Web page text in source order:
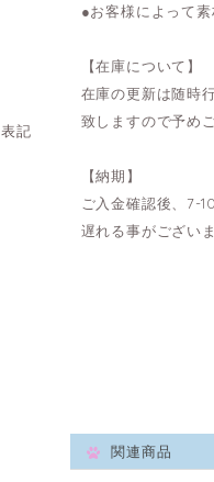
記
●お客様によって
【在庫について】
在庫の更新は随時
致しますので予め
【納期】
ご入金確認後、7-
遅れる事がござい
関連商品